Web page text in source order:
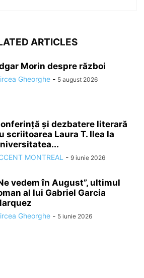
ARTICLES
Morin despre război
Gheorghe - 5 august 2026
și dezbatere literară
scriitoarea Laura T. Ilea la
MONTREAL - 9 iunie 2026
vedem în August”, ultimul
al lui Gabriel Garcia
Gheorghe - 5 iunie 2026